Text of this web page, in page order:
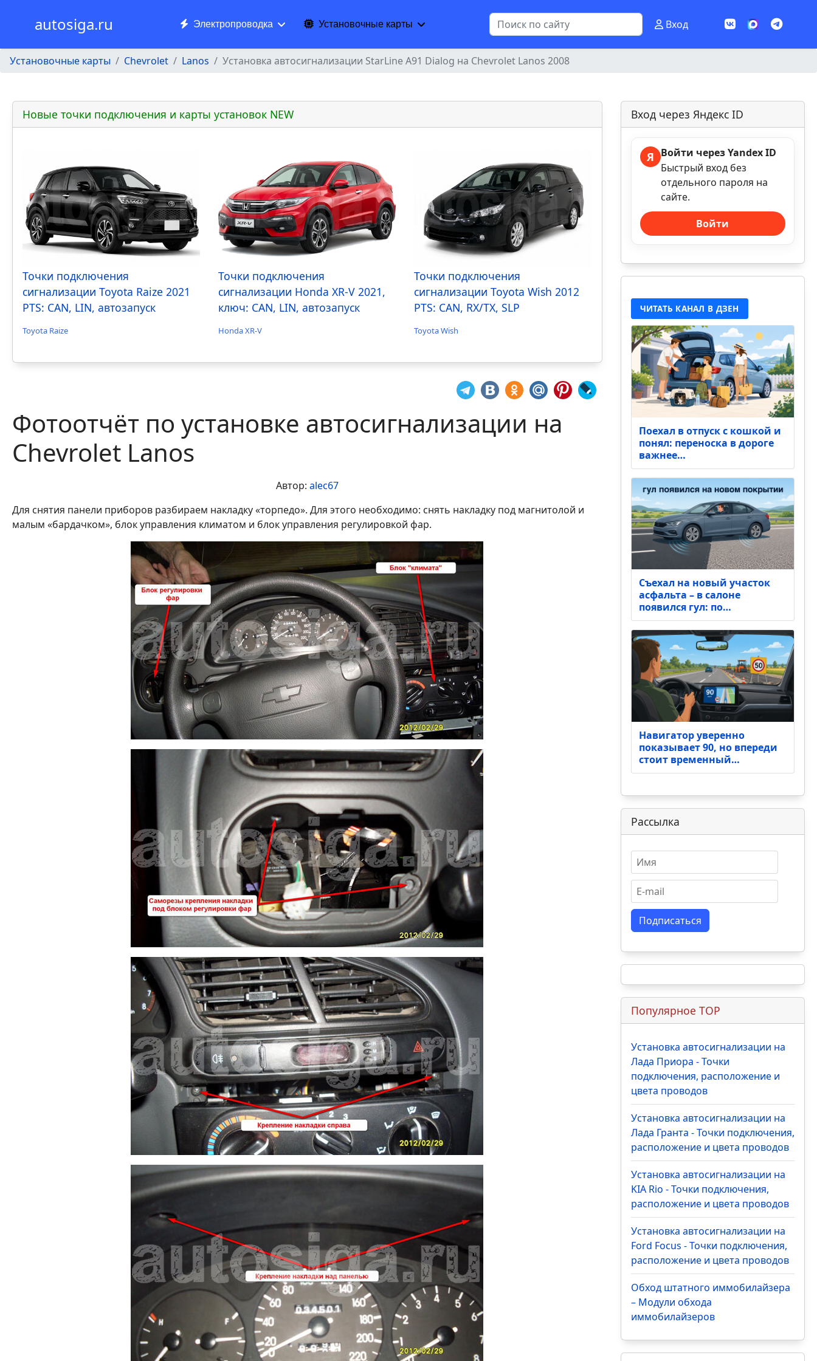
autosiga.ru Электропроводка Установочные карты Поиск Вход
Установочные карты Chevrolet Lanos Установка автосигнализации StarLine A91 Dialog на Chevrolet Lanos 2008
Новые точки подключения и карты установок NEW
Точки подключения
сигнализации Toyota Raize 2021
PTS: CAN, LIN, автозапуск
Toyota Raize
Точки подключения
сигнализации Honda XR-V 2021,
ключ: CAN, LIN, автозапуск
Honda XR-V
Точки подключения
сигнализации Toyota Wish 2012
PTS: CAN, RX/TX, SLP
Toyota Wish
Фотоотчёт по установке автосигнализации на
Chevrolet Lanos
Автор: alec67
Для снятия панели приборов разбираем накладку «торпедо». Для этого необходимо: снять накладку под магнитолой и
малым «бардачком», блок управления климатом и блок управления регулировкой фар.
Вход через Яндекс ID
Я Войти через Yandex ID
Быстрый вход без
отдельного пароля на
сайте.
Войти
ЧИТАТЬ КАНАЛ В ДЗЕН
Поехал в отпуск с кошкой и
понял: переноска в дороге
важнее…
Съехал на новый участок
асфальта – в салоне
появился гул: по…
Навигатор уверенно
показывает 90, но впереди
стоит временный…
Рассылка
Подписаться
Популярное TOP
Установка автосигнализации на
Лада Приора - Точки
подключения, расположение и
цвета проводов
Установка автосигнализации на
Лада Гранта - Точки подключения,
расположение и цвета проводов
Установка автосигнализации на
KIA Rio - Точки подключения,
расположение и цвета проводов
Установка автосигнализации на
Ford Focus - Точки подключения,
расположение и цвета проводов
Обход штатного иммобилайзера
– Модули обхода
иммобилайзеров